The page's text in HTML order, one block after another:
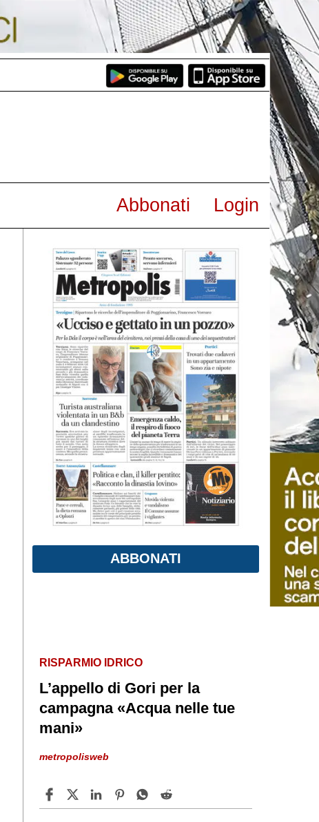
Abbonati Login
ABBONATI
RISPARMIO IDRICO
L’appello di Gori per la
campagna «Acqua nelle tue
mani»
metropolisweb